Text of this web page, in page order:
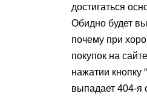
достигаться
Обидно будет
почему при
покупок на
нажатии кнопку
выпадает 404-я